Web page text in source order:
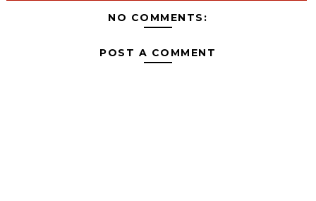
NO COMMENTS:
POST A COMMENT